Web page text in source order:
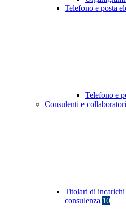
Telefono e posta
Telefono e
Consulenti e collaboratori
Titolari di
consulenza 10